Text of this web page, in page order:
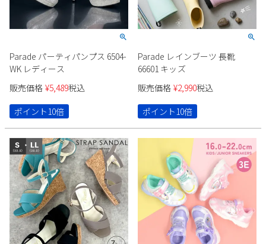
Parade パーティパンプス 6504-
WK レディース
販売価格 ¥5,489税込
ポイント10倍
Parade レインブーツ 長靴
66601 キッズ
販売価格 ¥2,990税込
ポイント10倍